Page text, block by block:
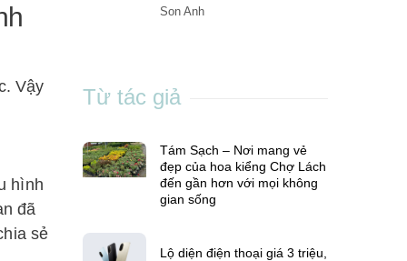
Vậy
hình
đã
sẻ
Son Anh
Từ tác giả
Tám Sạch – Nơi mang vẻ
đẹp của hoa kiểng Chợ Lách
đến gần hơn với mọi không
gian sống
Lộ diện điện thoại giá 3 triệu,